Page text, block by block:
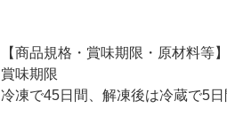
【商品規格・賞味期限・原材料等】
賞味期限
冷凍で45日間、解凍後は冷蔵で5日